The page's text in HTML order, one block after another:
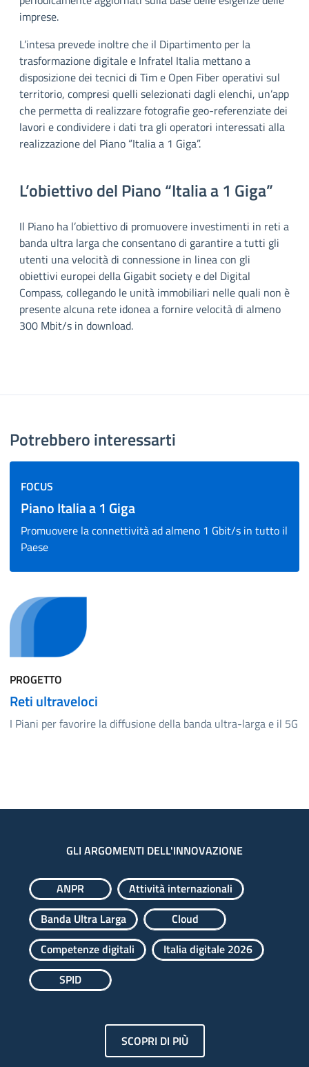
imprese.
L’intesa prevede inoltre che il Dipartimento per la
trasformazione digitale e Infratel Italia mettano a
disposizione dei tecnici di Tim e Open Fiber operativi sul
territorio, compresi quelli selezionati dagli elenchi, un’app
che permetta di realizzare fotografie geo-referenziate dei
lavori e condividere i dati tra gli operatori interessati alla
realizzazione del Piano “Italia a 1 Giga”.
L’obiettivo del Piano “Italia a 1 Giga”
Il Piano ha l’obiettivo di promuovere investimenti in reti a
banda ultra larga che consentano di garantire a tutti gli
utenti una velocità di connessione in linea con gli
obiettivi europei della Gigabit society e del Digital
Compass, collegando le unità immobiliari nelle quali non è
presente alcuna rete idonea a fornire velocità di almeno
300 Mbit/s in download.
Potrebbero interessarti
FOCUS
Piano Italia a 1 Giga
Promuovere la connettività ad almeno 1 Gbit/s in tutto il
Paese
PROGETTO
Reti ultraveloci
I Piani per favorire la diffusione della banda ultra-larga e il 5G
GLI ARGOMENTI DELL'INNOVAZIONE
ANPR
Attività internazionali
Banda Ultra Larga
Cloud
Competenze digitali
Italia digitale 2026
SPID
SCOPRI DI PIÙ